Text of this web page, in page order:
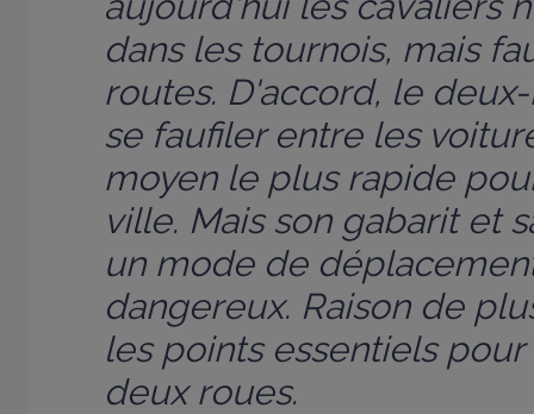
dans les tournois, mais
routes. D'accord, le
se faufiler entre les
moyen le plus rapide
ville. Mais son gabarit et
un mode de
dangereux. Raison de
les points essentiels
deux roues.